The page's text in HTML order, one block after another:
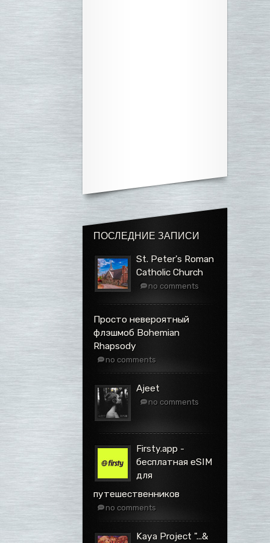
ПОСЛЕДНИЕ ЗАПИСИ
St. Peter's Roman
Catholic Church
no comments
Просто невероятный
флэшмоб Bohemian
Rhapsody
no comments
Ajeet
no comments
Firsty.app -
бесплатная eSIM
для
путешественников
no comments
Kaya Project ".​.​.​&